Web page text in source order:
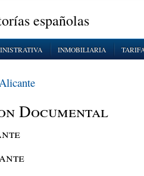
españolas
INMOBILIARIA
Documental